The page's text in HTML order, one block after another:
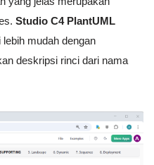
Studio C4 PlantUML
mudah dengan
deskripsi rinci dari nama